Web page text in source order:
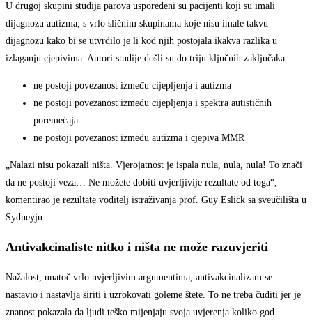
U drugoj skupini studija parova uspoređeni su pacijenti koji su imali
dijagnozu autizma, s vrlo sličnim skupinama koje nisu imale takvu
dijagnozu kako bi se utvrdilo je li kod njih postojala ikakva razlika u
izlaganju cjepivima. Autori studije došli su do triju ključnih zaključaka:
ne postoji povezanost između cijepljenja i autizma
ne postoji povezanost između cijepljenja i spektra autističnih
poremećaja
ne postoji povezanost između autizma i cjepiva MMR
„Nalazi nisu pokazali ništa. Vjerojatnost je ispala nula, nula, nula! To znači
da ne postoji veza… Ne možete dobiti uvjerljivije rezultate od toga“,
komentirao je rezultate voditelj istraživanja prof. Guy Eslick sa sveučilišta u
Sydneyju.
Antivakcinaliste nitko i ništa ne može razuvjeriti
Nažalost, unatoč vrlo uvjerljivim argumentima, antivakcinalizam se
nastavio i nastavlja širiti i uzrokovati goleme štete. To ne treba čuditi jer je
znanost pokazala da ljudi teško mijenjaju svoja uvjerenja koliko god